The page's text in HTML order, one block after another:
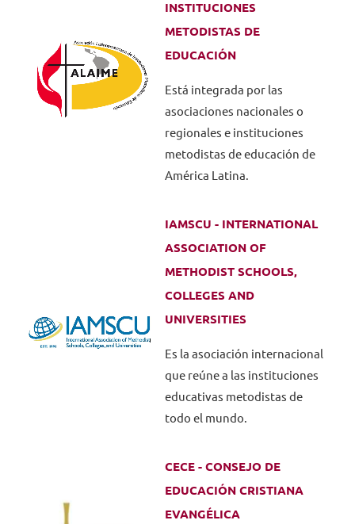
INTRANET
INSTITUCIONES
METODISTAS DE
EDUCACIÓN
Está integrada por las
asociaciones nacionales o
regionales e instituciones
metodistas de educación de
América Latina.
IAMSCU - INTERNATIONAL
ASSOCIATION OF
METHODIST SCHOOLS,
COLLEGES AND
UNIVERSITIES
Es la asociación internacional
que reúne a las instituciones
educativas metodistas de
todo el mundo.
CECE - CONSEJO DE
EDUCACIÓN CRISTIANA
EVANGÉLICA